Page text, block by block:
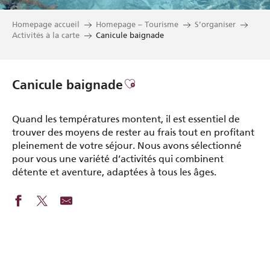
Homepage accueil Homepage – Tourisme
S’organiser
Activités à la carte
Canicule baignade
Canicule baignadeAjouter aux favoris
Quand les températures montent, il est essentiel de
trouver des moyens de rester au frais tout en profitant
pleinement de votre séjour. Nous avons sélectionné
pour vous une variété d’activités qui combinent
détente et aventure, adaptées à tous les âges.